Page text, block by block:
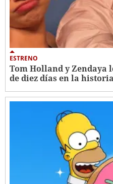
ESTRENO
Tom Holland y
de diez días en la